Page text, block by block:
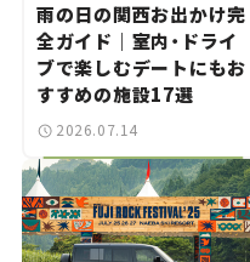
雨の日の関西お出かけ完
全ガイド｜室内・ドライ
ブで楽しむデートにもお
すすめの施設17選
2026.07.14